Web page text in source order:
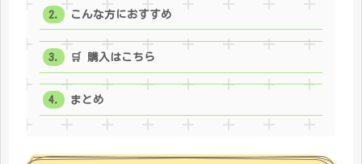
こんな方におすすめ
🛒 購入はこちら
まとめ